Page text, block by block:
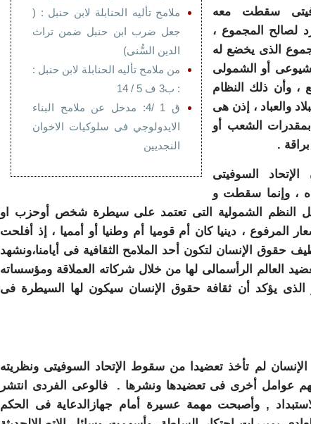
ملامح تأليه الحنابلة لابن حنبل : (
جعل ضرب ابن حنبل ضمن تراث
الدين السُّنى)
من ملامح تأليه الحنابلة لابن حنبل :
: ب3 ف 5 / 14
ق 1 /4: مدخل عن ملامح البناء
الايدولوجي فى سلوكيات الاخوان
النجديين
سقطت معه
لصالح المجموع ،
الذى يخضع له
أو الشمولى
، وأن ذلك النظام
والعباد ، إذن هى
الشعب أو
.
السوفيتى
، وإنما سقطت و
الشمولية التى تعتمد على سيطرة شخص أوحزب او
المرفوع ، دينيا كان أم قوميا أم وطنيا أو أمميا ، إذ أفلحت
حقوق الإنسان لتكون أحد الملامح الثقافية فى أيامنا،ونشهد
العالم الرأسمالى لها من خلال شركاته العملاقة ومؤسساته
الذى يؤكد أن ثقافة حقوق الإنسان سيكون لها السيطرة فى
لم تأخذ تعضيدا من سقوط الإتحاد السوفيتى ونظريته
عوامل أخرى فى تعضيدها ونشرها . فالوعى الفردى انتشر
, وأصبحت مهمة عسيرة أمام جهاز الدعاية فى الحكم